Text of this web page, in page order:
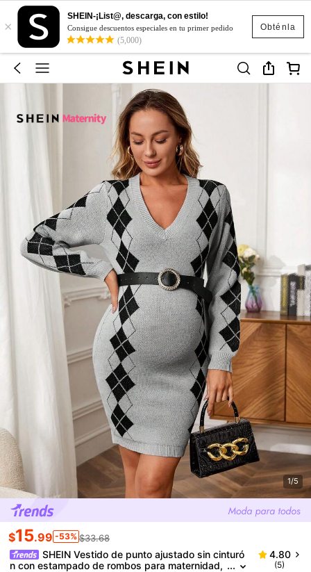
Obténla
×
SHEIN-¡List@, descarga, con estilo!
Consigue descuentos especiales en tu primer pedido
(5,000)
1/5
$15.99 -53% $33.68
SHEIN Vestido de punto ajustado sin cinturó
n con estampado de rombos para maternidad,
4.80
(5)